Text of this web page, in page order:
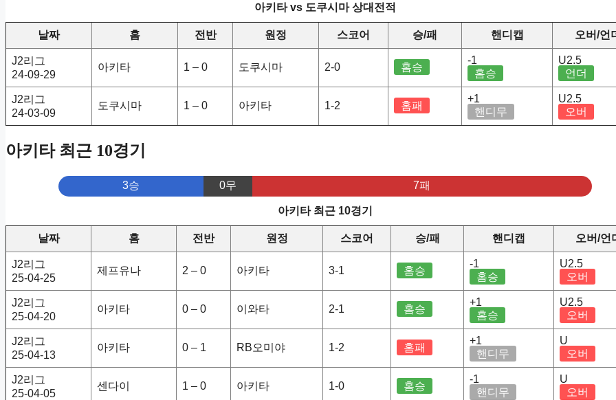
아키타 vs 도쿠시마 상대전적
날짜 홈 전반 원정 스코어 승/패 핸디캡 오버/언
J2리그
24-09-29
아키타 1 – 0 도쿠시마 2-0 홈승
-1
홈승
U2.5
언더
J2리그
24-03-09
도쿠시마 1 – 0 아키타 1-2 홈패
+1
핸디무
U2.5
오버
아키타 최근 10경기
3승 0무 7패
아키타 최근 10경기
날짜 홈 전반 원정 스코어 승/패 핸디캡 오버/언
J2리그
25-04-25
제프유나 2 – 0 아키타 3-1 홈승
-1
홈승
U2.5
오버
J2리그
25-04-20
아키타 0 – 0 이와타 2-1 홈승
+1
홈승
U2.5
오버
J2리그
25-04-13
아키타 0 – 1 RB오미야 1-2 홈패
+1
핸디무
U
오버
J2리그
25-04-05
센다이 1 – 0 아키타 1-0 홈승
-1
핸디무
U
오버